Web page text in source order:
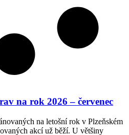
na rok 2026 – červenec
na letošní rok v Plzeňském
akcí už běží. U většiny